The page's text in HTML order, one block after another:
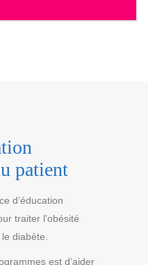
patient
d’éducation
traiter l’obésité
diabète.
est d’aider